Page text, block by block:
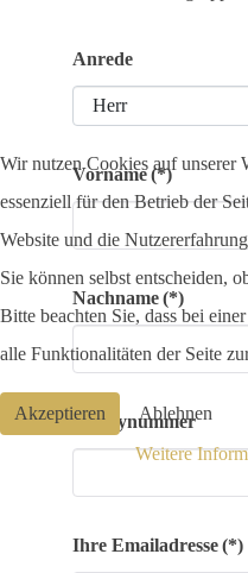
Anrede
Vorname(*)
Nachname(*)
Handynummer
Ihre Emailadresse(*)
Wir nutzen Cookies auf unserer
essenziell für den Betrieb der
Website und die
Sie können selbst entscheiden,
Bitte beachten Sie, dass bei
alle Funktionalitäten der Seite
Akzeptieren
Ablehnen
Weitere